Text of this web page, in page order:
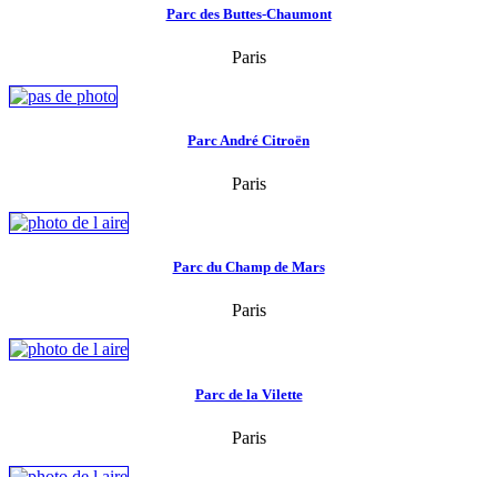
Parc des Buttes-Chaumont
Paris
Parc André Citroën
Paris
Parc du Champ de Mars
Paris
Parc de la Vilette
Paris